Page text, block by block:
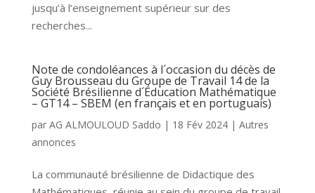
jusqu’à l’enseignement supérieur sur des
recherches...
Note de condoléances à l´occasion du décès de
Guy Brousseau du Groupe de Travail 14 de la
Société Brésilienne d´Éducation Mathématique
– GT14 – SBEM (en français et en portuguais)
par AG ALMOULOUD Saddo | 18 Fév 2024| Autres
annonces
La communauté brésilienne de Didactique des